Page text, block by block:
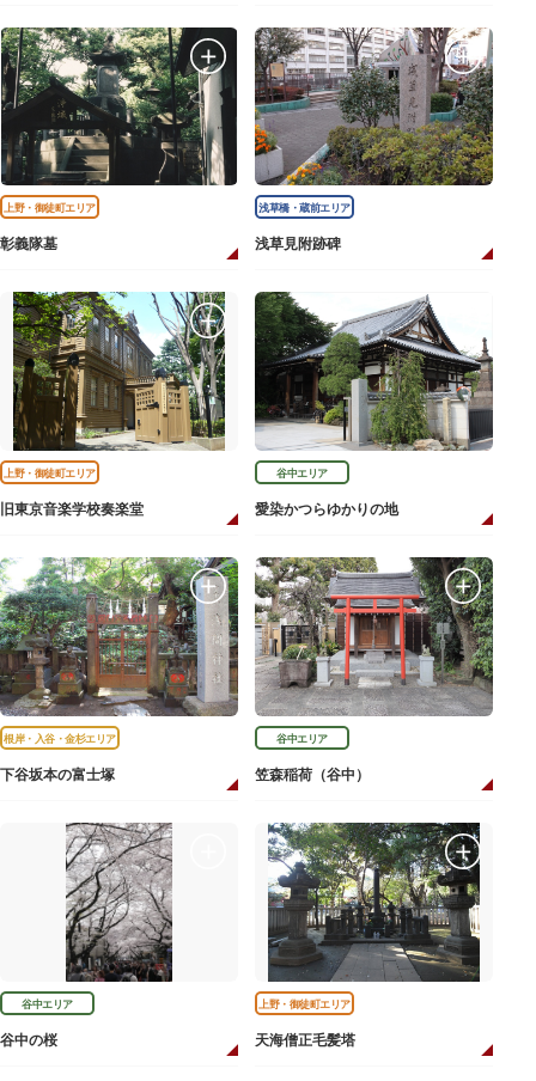
上野・御徒町エリア
彰義隊墓
浅草橋・蔵前エリア
浅草見附跡碑
上野・御徒町エリア
旧東京音楽学校奏楽堂
谷中エリア
愛染かつらゆかりの地
根岸・入谷・金杉エリア
下谷坂本の富士塚
谷中エリア
笠森稲荷（谷中）
谷中エリア
谷中の桜
上野・御徒町エリア
天海僧正毛髪塔